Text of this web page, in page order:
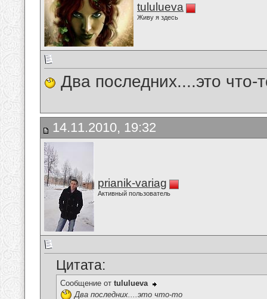
tululueva
Живу я здесь
Два последних....это что-
14.11.2010, 19:32
prianik-variag
Активный пользователь
Цитата:
Сообщение от tululueva
Два последних....это что-то